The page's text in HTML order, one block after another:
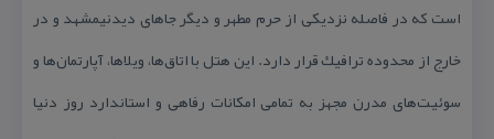
است كه در فاصله نزدیكی از حرم مطهر و دیگر جاهای دیدنیمشهد و در
خارج از محدوده ترافیك قرار دارد. این هتل با اتاق‌ها، ویلاها، آپارتمان‌ها و
سوئیت‌های مدرن مجهز به تمامی امكانات رفاهی و استاندارد روز دنیا